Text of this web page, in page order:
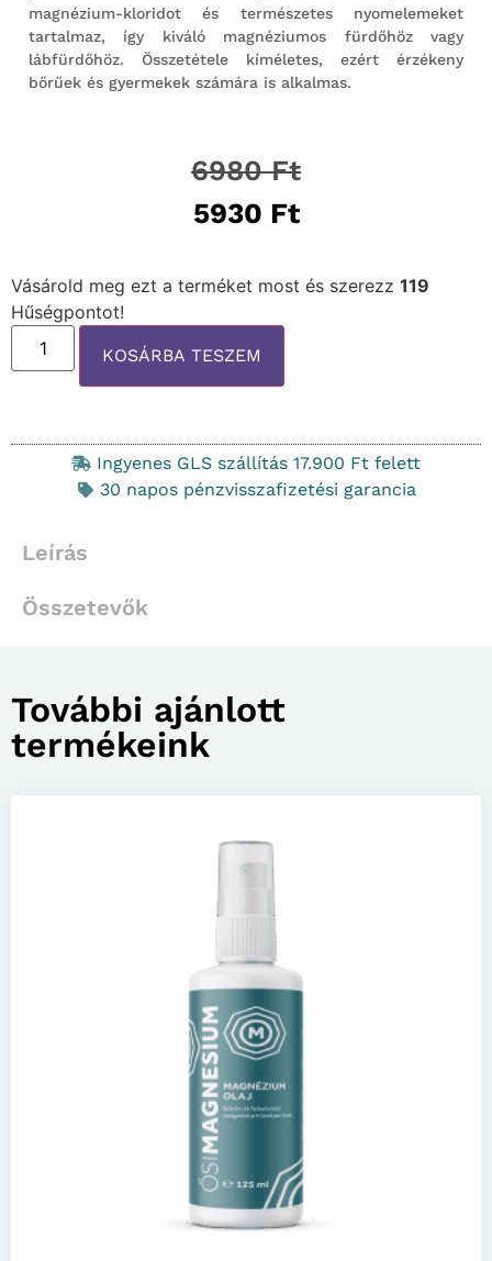
magnézium-kloridot és természetes nyomelemeket
tartalmaz, így kiváló magnéziumos fürdőhöz vagy
lábfürdőhöz. Összetétele kíméletes, ezért érzékeny
bőrűek és gyermekek számára is alkalmas.
6980Ft
5930 Ft
Vásárold meg ezt a terméket most és szerezz 119
Hűségpontot!
KOSÁRBA TESZEM
Ingyenes GLS szállítás 17.900 Ft felett
30 napos pénzvisszafizetési garancia
Leírás
Összetevők
További ajánlott
termékeink